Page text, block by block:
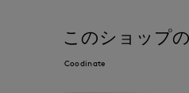
このショップ
Coodinate